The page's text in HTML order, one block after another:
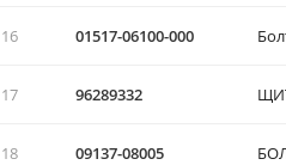
16 01517-06100-000
17 96289332
18 09137-08005